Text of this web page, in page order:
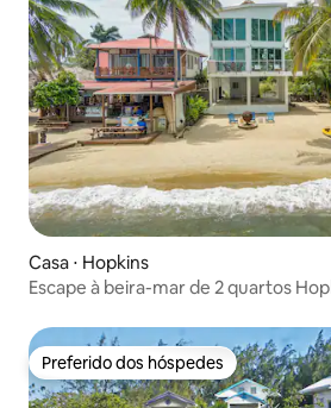
Casa ⋅ Hopkins
Escape à beira-mar de 2 quartos
Preferido dos hóspedes
Preferido dos hóspedes